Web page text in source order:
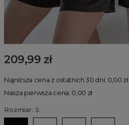
209,99 zł
Najniższa cena z ostatnich 30 dni: 0,00 zł
Nasza pierwsza cena: 0,00 zł
Rozmiar: S